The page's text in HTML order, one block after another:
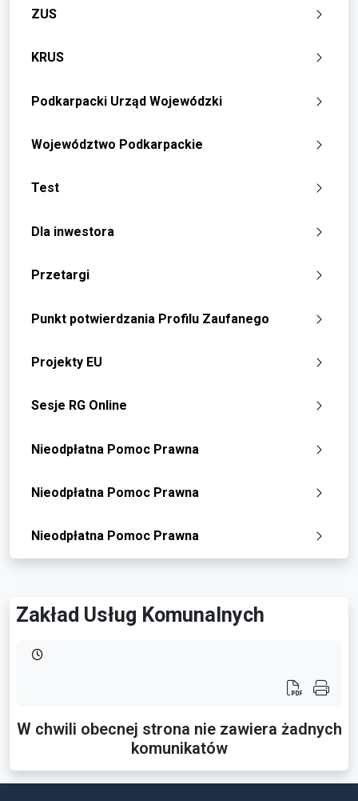
ZUS
KRUS
Podkarpacki Urząd Wojewódzki
Województwo Podkarpackie
Test
Dla inwestora
Przetargi
Punkt potwierdzania Profilu Zaufanego
Projekty EU
Sesje RG Online
Nieodpłatna Pomoc Prawna
Nieodpłatna Pomoc Prawna
Nieodpłatna Pomoc Prawna
Zakład Usług Komunalnych
W chwili obecnej strona nie zawiera żadnych
komunikatów